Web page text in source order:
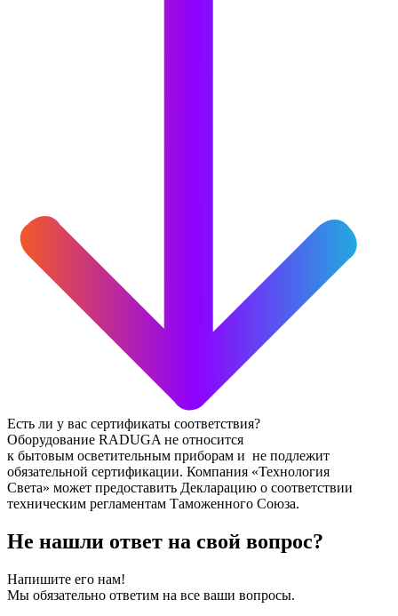
Есть ли у вас сертификаты соответствия?
Оборудование RADUGA не относится
к бытовым осветительным приборам и не подлежит
обязательной сертификации. Компания «Технология
Света» может предоставить Декларацию о соответствии
техническим регламентам Таможенного Союза.
Не нашли ответ на свой вопрос?
Напишите его нам!
Мы обязательно ответим на все ваши вопросы.